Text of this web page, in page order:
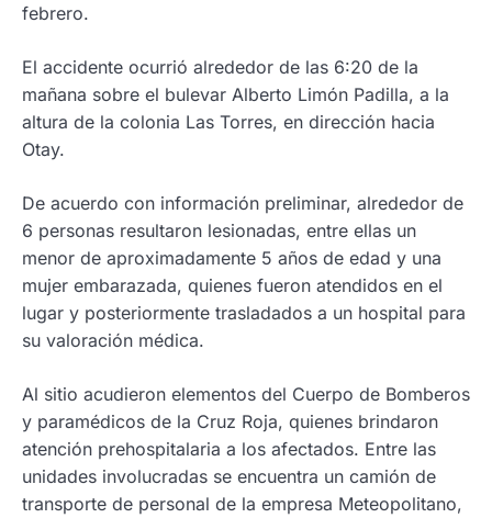
febrero.
El accidente ocurrió alrededor de las 6:20 de la
mañana sobre el bulevar Alberto Limón Padilla, a la
altura de la colonia Las Torres, en dirección hacia
Otay.
De acuerdo con información preliminar, alrededor de
6 personas resultaron lesionadas, entre ellas un
menor de aproximadamente 5 años de edad y una
mujer embarazada, quienes fueron atendidos en el
lugar y posteriormente trasladados a un hospital para
su valoración médica.
Al sitio acudieron elementos del Cuerpo de Bomberos
y paramédicos de la Cruz Roja, quienes brindaron
atención prehospitalaria a los afectados. Entre las
unidades involucradas se encuentra un camión de
transporte de personal de la empresa Meteopolitano,